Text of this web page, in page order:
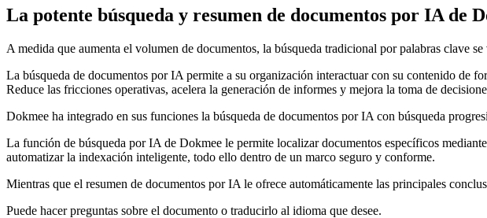
La potente búsqueda y resumen de documentos por IA de
A medida que aumenta el volumen de documentos, la búsqueda tradicional por palabras clave
La búsqueda de documentos por IA permite a su organización interactuar con su contenido de
Reduce las fricciones operativas, acelera la generación de informes y mejora la toma de
Dokmee ha integrado en sus funciones la búsqueda de documentos por IA con búsqueda
La función de búsqueda por IA de Dokmee le permite localizar documentos específicos
automatizar la indexación inteligente, todo ello dentro de un marco seguro y conforme.
Mientras que el resumen de documentos por IA le ofrece automáticamente las principales
Puede hacer preguntas sobre el documento o traducirlo al idioma que desee.